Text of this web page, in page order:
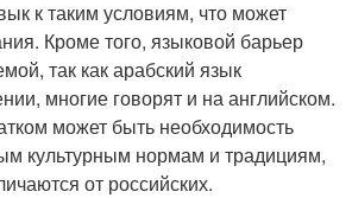
к таким условиям, что может
Кроме того, языковой барьер
так как арабский язык
многие говорят и на английском.
может быть необходимость
культурным нормам и традициям,
от российских.